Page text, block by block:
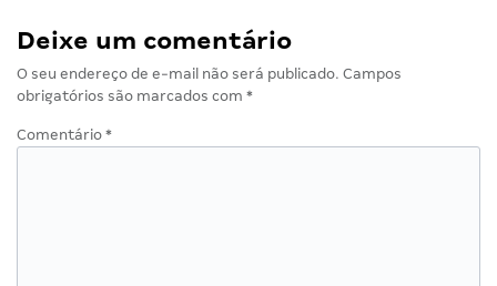
Deixe um comentário
O seu endereço de e-mail não será publicado. Campos
obrigatórios são marcados com *
Comentário *